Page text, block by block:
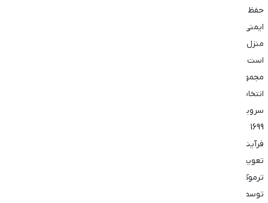
حفظ
ایمنی
منزل
است.در
مجموعه
انتخاب
سرویس
1699
فرآیند
تعویض
ترموکوپل
توسط